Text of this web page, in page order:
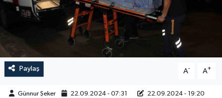
Paylaş A- A+
Günnur Şeker 22.09.2024 - 07:31 22.09.2024 - 19:20
RESMİ İLANLAR